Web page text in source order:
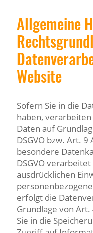
Allgemeine
Website
Sofern Sie in die
haben,
Daten auf
DSGVO bzw. Art. 9
besondere
DSGVO
ausdrücklichen
erfolgt die
Grundlage von Art.
Sie in die